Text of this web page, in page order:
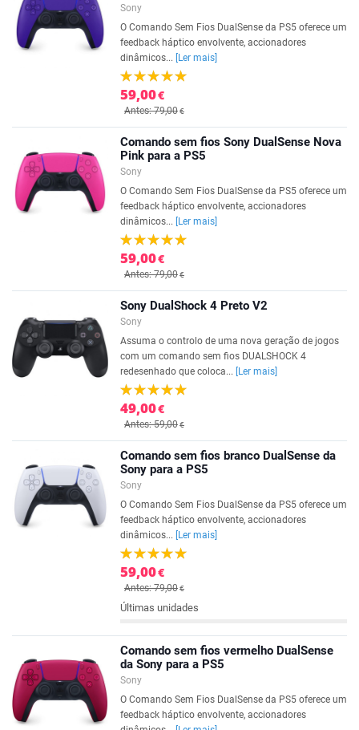
Sony
O Comando Sem Fios DualSense da PS5 oferece um
feedback háptico envolvente, accionadores
dinâmicos...
[Ler mais]
59,00€
Antes: 79,00€
Comando sem fios Sony DualSense Nova
Pink para a PS5
Sony
O Comando Sem Fios DualSense da PS5 oferece um
feedback háptico envolvente, accionadores
dinâmicos...
[Ler mais]
59,00€
Antes: 79,00€
Sony DualShock 4 Preto V2
Sony
Assuma o controlo de uma nova geração de jogos
com um comando sem fios DUALSHOCK 4
redesenhado que coloca...
[Ler mais]
49,00€
Antes: 59,00€
Comando sem fios branco DualSense da
Sony para a PS5
Sony
O Comando Sem Fios DualSense da PS5 oferece um
feedback háptico envolvente, accionadores
dinâmicos...
[Ler mais]
59,00€
Antes: 79,00€
Últimas unidades
Comando sem fios vermelho DualSense
da Sony para a PS5
Sony
O Comando Sem Fios DualSense da PS5 oferece um
feedback háptico envolvente, accionadores